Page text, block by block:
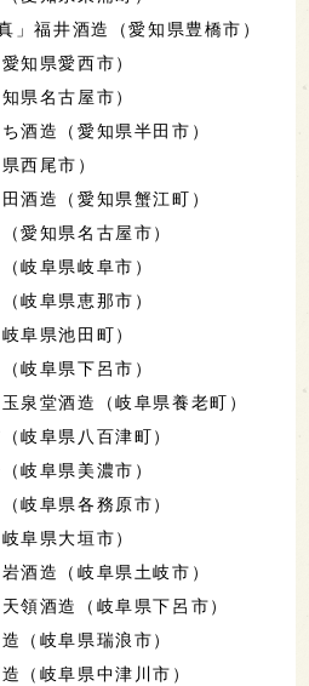
」福井酒造（愛知県豊橋市）
知県愛西市）
県名古屋市）
酒造（愛知県半田市）
西尾市）
酒造（愛知県蟹江町）
愛知県名古屋市）
岐阜県岐阜市）
岐阜県恵那市）
阜県池田町）
岐阜県下呂市）
泉堂酒造（岐阜県養老町）
岐阜県八百津町）
岐阜県美濃市）
岐阜県各務原市）
阜県大垣市）
酒造（岐阜県土岐市）
領酒造（岐阜県下呂市）
（岐阜県瑞浪市）
（岐阜県中津川市）